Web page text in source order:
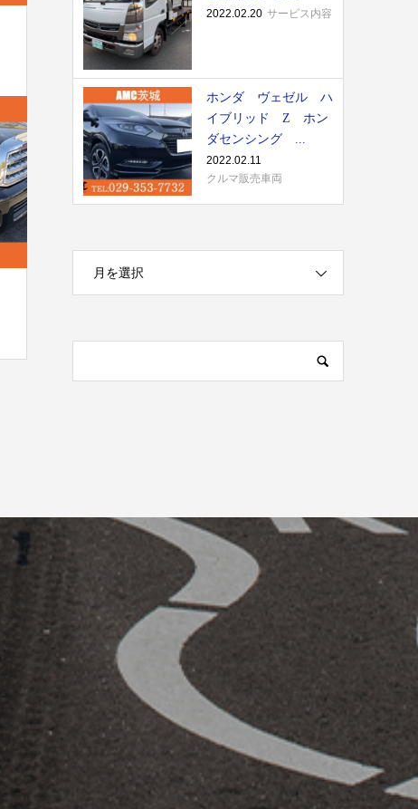
2022.02.20 サービス内容
ホンダ ヴェゼル ハ
イブリッド Z ホン
ダセンシング ...
2022.02.11
クルマ販売車両
月を選択